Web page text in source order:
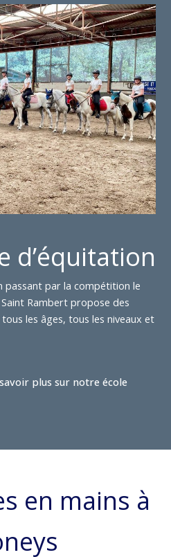
d’équitation
passant par la compétition le
Rambert propose des
les âges, tous les niveaux et
plus sur notre école
en mains à